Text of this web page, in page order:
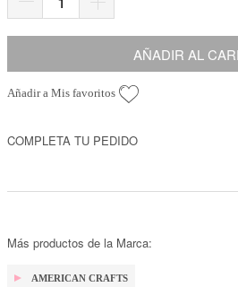
AÑADIR AL
Añadir a Mis favoritos
COMPLETA TU PEDIDO
Más productos de la Marca:
AMERICAN CRAFTS